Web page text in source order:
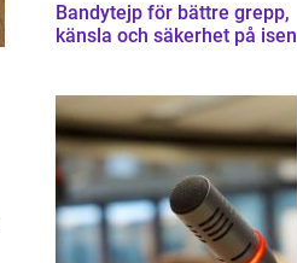
Bandytejp för bättre grepp,
känsla och säkerhet på isen